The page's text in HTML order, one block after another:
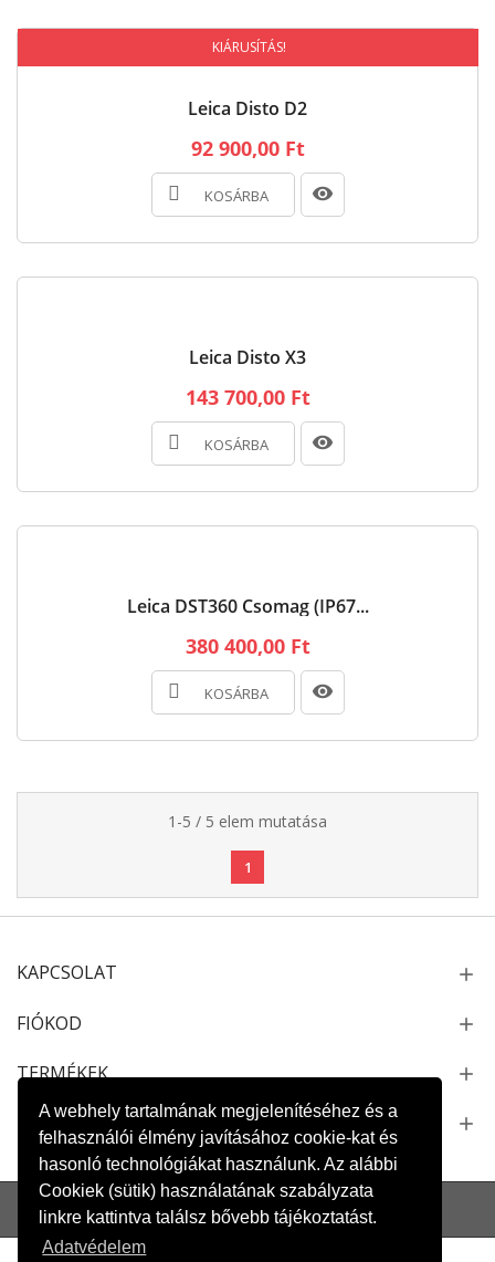
A webhely tartalmának megjelenítéséhez és a
felhasználói élmény javításához cookie-kat és
hasonló technológiákat használunk. Az alábbi
Cookiek (sütik) használatának szabályzata
linkre kattintva találsz bővebb tájékoztatást.
Adatvédelem
Leica Disto D2
92 900,00 Ft
KOSÁRBA
KIÁRUSÍTÁS!
Leica Disto X3
143 700,00 Ft
KOSÁRBA
Leica DST360 Csomag (IP67...
380 400,00 Ft
KOSÁRBA
1-5 / 5 elem mutatása
1
KAPCSOLAT
FIÓKOD
TERMÉKEK
NEWSLETTER
Oldaltérkép Kapcsolat Szállítás és fizetés Adatvédelem